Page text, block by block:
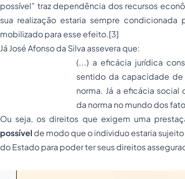
possível” traz dependência dos recursos
sua realização estaria sempre
mobilizado para esse efeito.[3]
Já José Afonso da Silva assevera que:
(...) a eficácia jurídica
sentido da capacidade de
norma. Já a eficácia
da norma no mundo dos
Ou seja, os direitos que exigem uma
possível de modo que o individuo estaria
do Estado para poder ter seus direitos